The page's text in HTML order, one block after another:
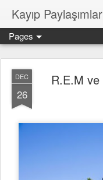
Kayıp
Pages
DEC
26
R.E.M ve